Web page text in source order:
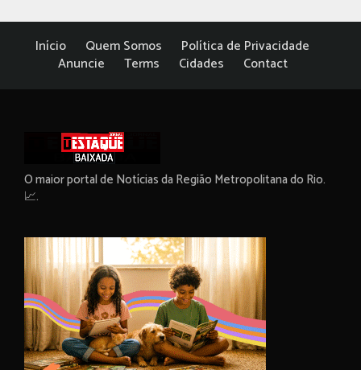
Início Quem Somos
Política de Privacidade
Anuncie
Terms Cidades Contact
O maior portal de Notícias da Região Metropolitana do Rio.
📈.